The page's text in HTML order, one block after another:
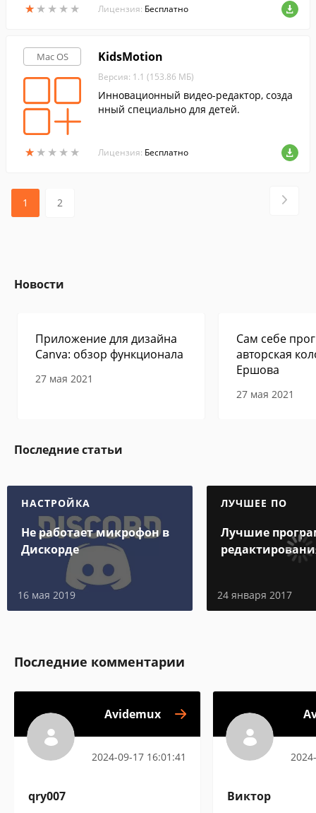
★ ★ ★ ★ ★
★ ★ ★ ★ ★ Лицензия: Бесплатно
Mac OS
★ ★ ★ ★ ★
★ ★ ★ ★ ★
KidsMotion
Версия: 1.1 (153.86 МБ)
Инновационный видео-редактор, созда
нный специально для детей.
Лицензия: Бесплатно
1 2
Новости
Приложение для дизайна
Canva: обзор функционала
27 мая 2021
Сам себе
авторская
Ершова
27 мая 2021
Последние статьи
НАСТРОЙКА
Не работает микрофон в
Дискорде
16 мая 2019
ЛУЧШЕЕ ПО
Лучшие
подробные
24 января 2017
Последние комментарии
Avidemux
2024-09-17 16:01:41
qry007 Виктор